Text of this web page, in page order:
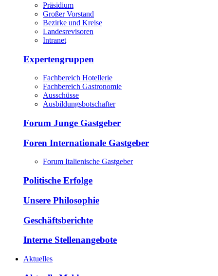
Präsidium
Großer Vorstand
Bezirke und Kreise
Landesrevisoren
Intranet
Expertengruppen
Fachbereich Hotellerie
Fachbereich Gastronomie
Ausschüsse
Ausbildungsbotschafter
Forum Junge Gastgeber
Foren Internationale Gastgeber
Forum Italienische Gastgeber
Politische Erfolge
Unsere Philosophie
Geschäftsberichte
Interne Stellenangebote
Aktuelles